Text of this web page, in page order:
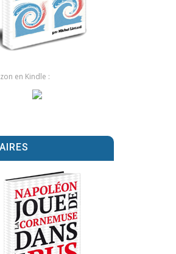
<q cite=""> <strike> <strong>
en Kindle :